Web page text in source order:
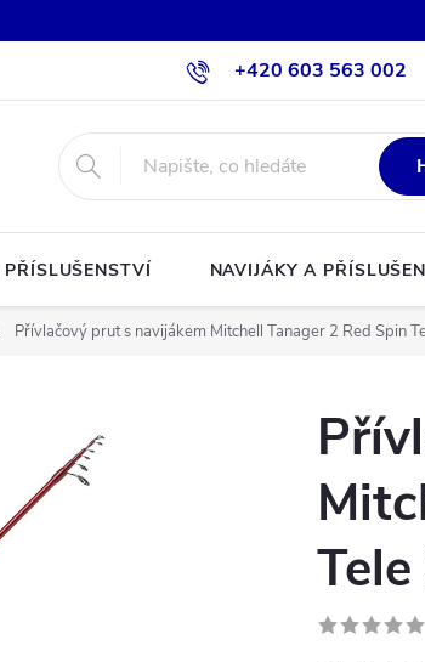
+420 603 563 002
NAVIJÁKY A
Přívlačový prut s navijákem Mitchell Tanager 2 Red Spin